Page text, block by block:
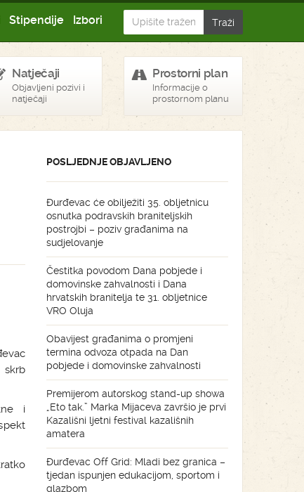
Stipendije Izbori
Natječaji
Objavljeni pozivi i
natječaji
Prostorni plan
Informacije o
prostornom planu
skrb
i
POSLJEDNJE OBJAVLJENO
Đurđevac će obilježiti 35. obljetnicu
osnutka podravskih braniteljskih
postrojbi – poziv građanima na
sudjelovanje
Čestitka povodom Dana pobjede i
domovinske zahvalnosti i Dana
hrvatskih branitelja te 31. obljetnice
VRO Oluja
Obavijest građanima o promjeni
termina odvoza otpada na Dan
pobjede i domovinske zahvalnosti
Premijerom autorskog stand-up showa
„Eto tak.” Marka Mijaceva završio je prvi
Kazališni ljetni festival kazališnih
amatera
Đurđevac Off Grid: Mladi bez granica –
tjedan ispunjen edukacijom, sportom i
glazbom